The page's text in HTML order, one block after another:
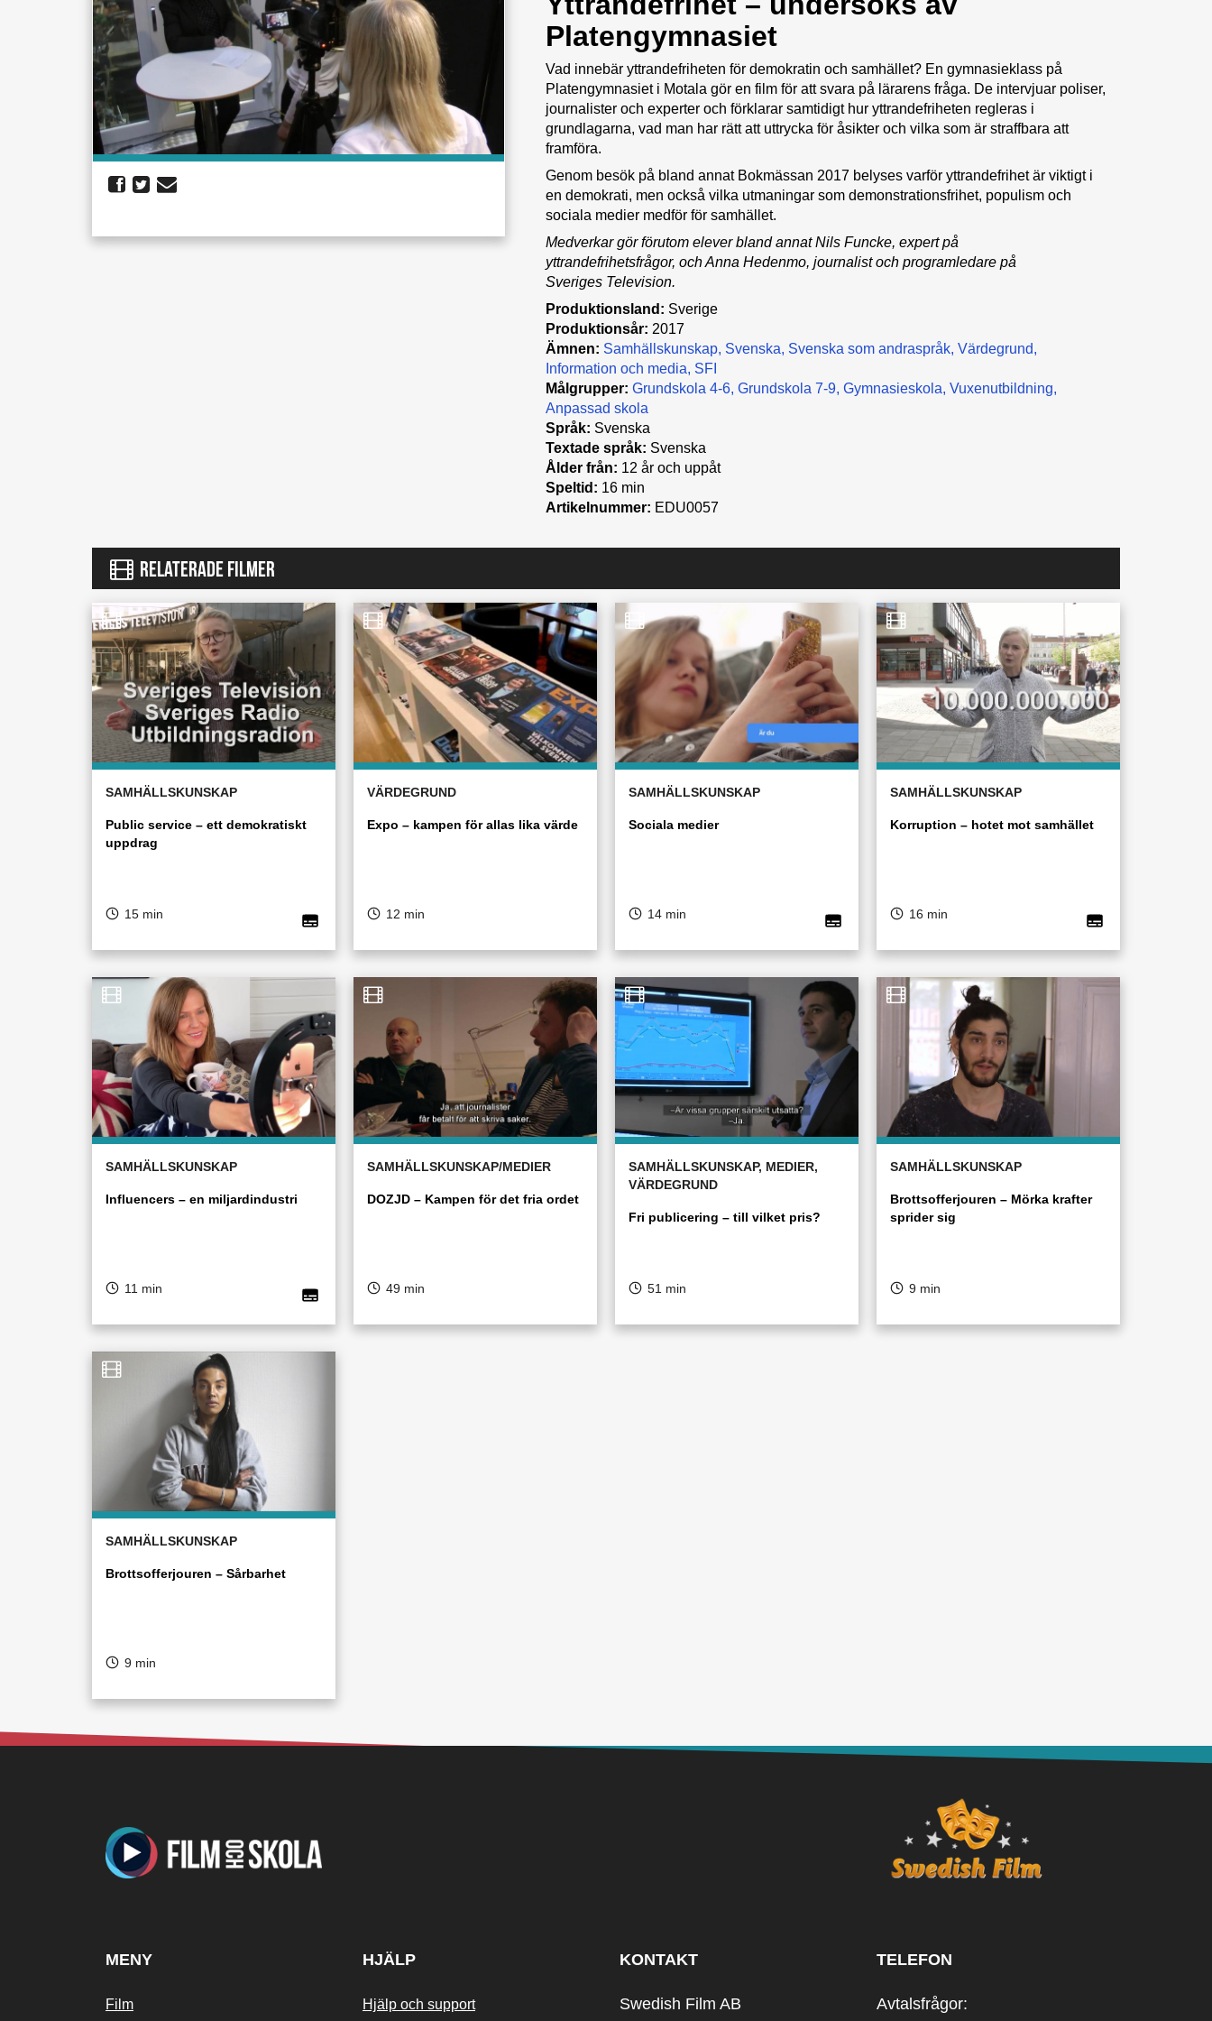
Platengymnasiet
Vad innebär yttrandefriheten för demokratin och samhället? En gymnasieklass på
Platengymnasiet i Motala gör en film för att svara på lärarens fråga. De intervjuar poliser,
journalister och experter och förklarar samtidigt hur yttrandefriheten regleras i
grundlagarna, vad man har rätt att uttrycka för åsikter och vilka som är straffbara att
framföra.
Genom besök på bland annat Bokmässan 2017 belyses varför yttrandefrihet är viktigt i
en demokrati, men också vilka utmaningar som demonstrationsfrihet, populism och
sociala medier medför för samhället.
Medverkar gör förutom elever bland annat Nils Funcke, expert på
yttrandefrihetsfrågor, och Anna Hedenmo, journalist och programledare på
Sveriges Television.
Produktionsland: Sverige
Produktionsår: 2017
Ämnen: Samhällskunskap Svenska Svenska som andraspråk Värdegrund
Information och media SFI
Målgrupper: Grundskola 4-6 Grundskola 7-9 Gymnasieskola Vuxenutbildning
Anpassad skola
Språk: Svenska
Textade språk: Svenska
Ålder från: 12 år och uppåt
Speltid: 16 min
Artikelnummer: EDU0057
RELATERADE FILMER
SAMHÄLLSKUNSKAP
Public service – ett demokratiskt
uppdrag
15 min
VÄRDEGRUND
Expo – kampen för allas lika värde
12 min
SAMHÄLLSKUNSKAP
Sociala medier
14 min
SAMHÄLLSKUNSKAP
Korruption – hotet mot samhället
16 min
SAMHÄLLSKUNSKAP
Influencers – en miljardindustri
11 min
SAMHÄLLSKUNSKAP/MEDIER
DOZJD – Kampen för det fria ordet
49 min
SAMHÄLLSKUNSKAP, MEDIER,
VÄRDEGRUND
Fri publicering – till vilket pris?
51 min
SAMHÄLLSKUNSKAP
Brottsofferjouren – Mörka krafter
sprider sig
9 min
SAMHÄLLSKUNSKAP
Brottsofferjouren – Sårbarhet
9 min
MENY
Film
HJÄLP
Hjälp och support
KONTAKT
Swedish Film AB
TELEFON
Avtalsfrågor: